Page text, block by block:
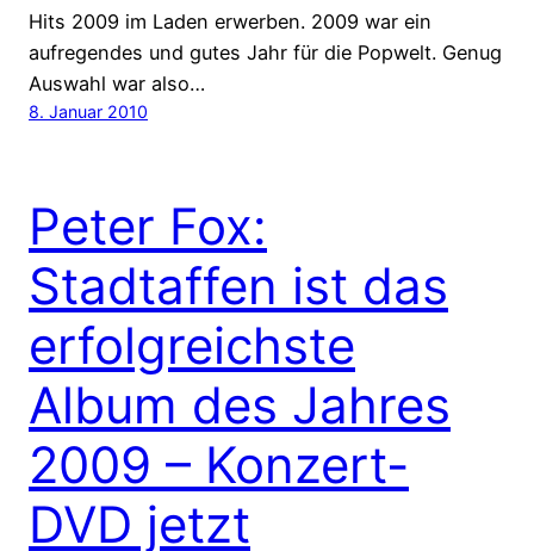
Hits 2009 im Laden erwerben. 2009 war ein
aufregendes und gutes Jahr für die Popwelt. Genug
Auswahl war also…
8. Januar 2010
Peter Fox:
Stadtaffen ist das
erfolgreichste
Album des Jahres
2009 – Konzert-
DVD jetzt